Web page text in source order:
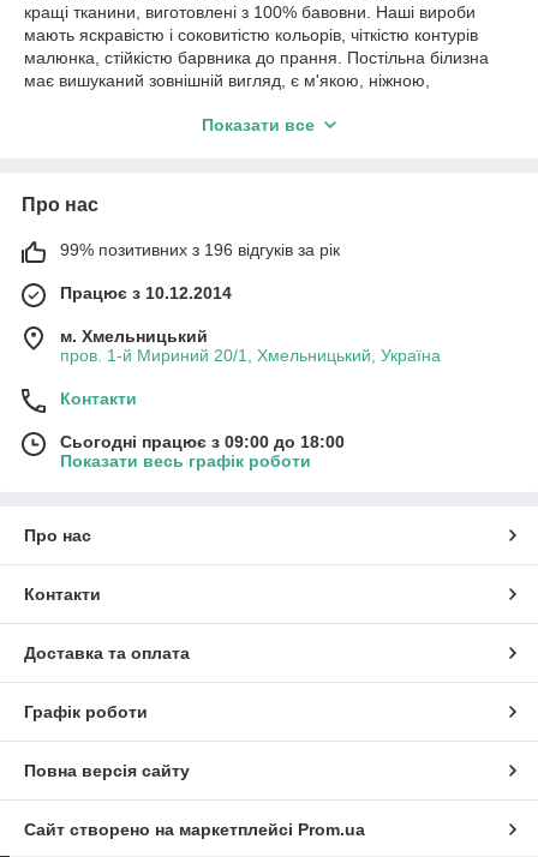
кращі тканини, виготовлені з 100% бавовни. Наші вироби
мають яскравістю і соковитістю кольорів, чіткістю контурів
малюнка, стійкістю барвника до прання. Постільна білизна
має вишуканий зовнішній вигляд, є м'якою, ніжною,
цьому зовнішній вигляд.Показати все
Про нас
99% позитивних з 196 відгуків за рік
Працює з 10.12.2014
м. Хмельницький
пров. 1-й Мириний 20/1, Хмельницький, Україна
Контакти
Сьогодні працює з 09:00 до 18:00
Показати весь графік роботи
Про нас
Контакти
Доставка та оплата
Графік роботи
Повна версія сайту
Сайт створено на маркетплейсі Prom.ua